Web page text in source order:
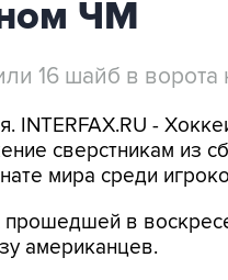
ЧМ
16 шайб в ворота
INTERFAX.RU -
сверстникам из
мира среди
прошедшей в
американцев.